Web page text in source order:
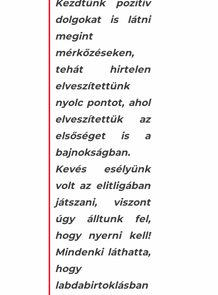
Kezdtünk pozitív
dolgokat is látni
megint
mérkőzéseken,
tehát hirtelen
elveszítettünk
nyolc pontot, ahol
elveszítettük az
elsőséget is a
bajnokságban.
Kevés esélyünk
volt az elitligában
játszani, viszont
úgy álltunk fel,
hogy nyerni kell!
Mindenki láthatta,
hogy
labdabirtoklásban